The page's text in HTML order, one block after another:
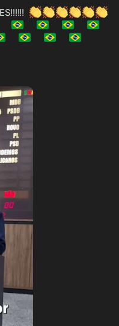
👏👏👏👏👏👏
🇧🇷 🇧🇷 🇧🇷
🇧🇷
🇧🇷 🇧🇷 🇧🇷